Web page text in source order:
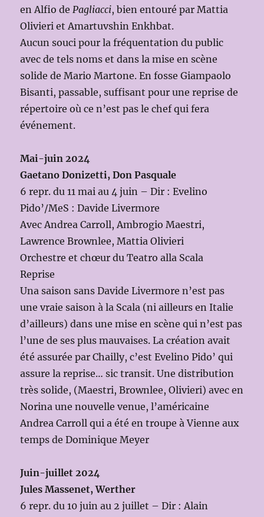
en Alfio dePagliacci, bien entouré par Mattia
Olivieri et Amartuvshin Enkhbat.
Aucun souci pour la fréquentation du public
avec de tels noms et dans la mise en scène
solide de Mario Martone. En fosse Giampaolo
Bisanti, passable, suffisant pour une reprise de
répertoire où ce n’est pas le chef qui fera
événement.
Mai-juin 2024
Gaetano Donizetti, Don Pasquale
6 repr. du 11 mai au 4 juin – Dir : Evelino
Pido’/MeS : Davide Livermore
Avec Andrea Carroll, Ambrogio Maestri,
Lawrence Brownlee, Mattia Olivieri
Orchestre et chœur du Teatro alla Scala
Reprise
Una saison sans Davide Livermore n’est pas
une vraie saison à la Scala (ni ailleurs en Italie
d’ailleurs) dans une mise en scène qui n’est pas
l’une de ses plus mauvaises. La création avait
été assurée par Chailly, c’est Evelino Pido’ qui
assure la reprise… sic transit. Une distribution
très solide, (Maestri, Brownlee, Olivieri) avec en
Norina une nouvelle venue, l’américaine
Andrea Carroll qui a été en troupe à Vienne aux
temps de Dominique Meyer
Juin-juillet 2024
Jules Massenet, Werther
6 repr. du 10 juin au 2 juillet – Dir : Alain